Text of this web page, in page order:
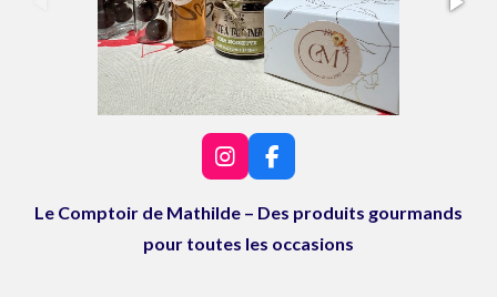
I
n
s
a
F
a
c
b
Le Comptoir de Mathilde – Des produits gourmands
pour toutes les occasions